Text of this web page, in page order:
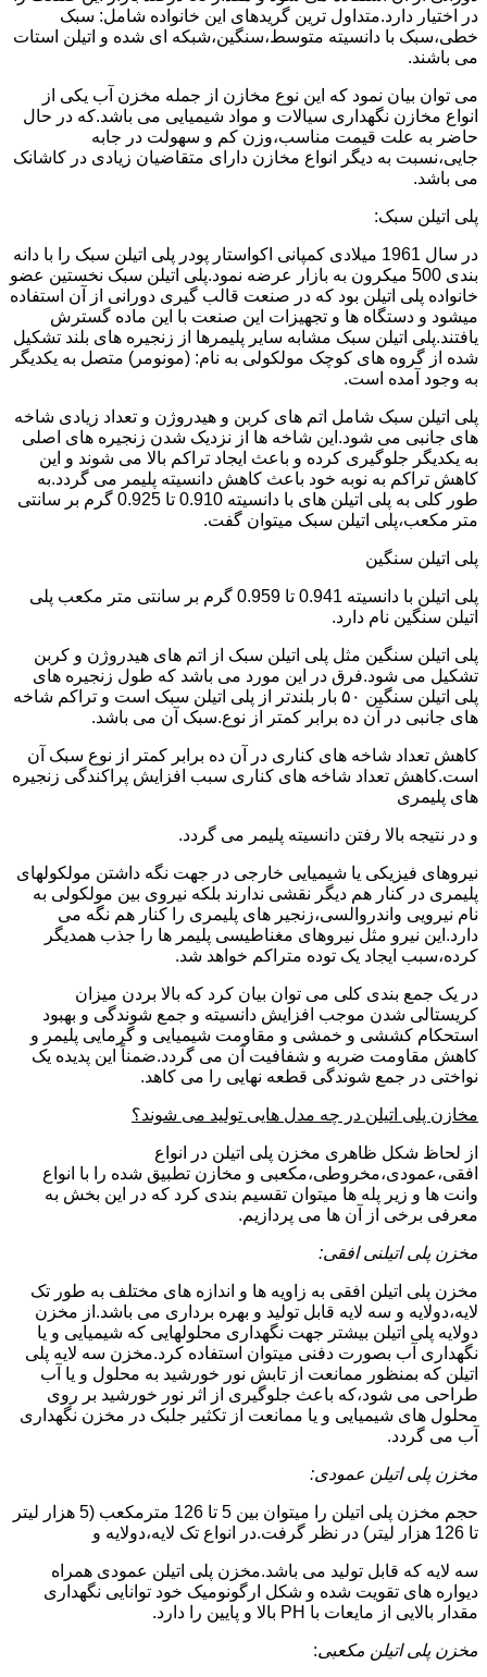
در اختیار دارد.متداول ترین گریدهای این خانواده شامل: سبک
خطی،سبک با دانسیته متوسط،سنگین،شبکه ای شده و اتیلن استات
می باشند.
می توان بیان نمود که این نوع مخازن از جمله مخزن آب یکی از
انواع مخازن نگهداری سیالات و مواد شیمیایی می باشد.که در حال
حاضر به علت قیمت مناسب،وزن کم و سهولت در جابه
جایی،نسبت به دیگر انواع مخازن دارای متقاضیان زیادی در کاشانک
می باشد.
پلی اتیلن سبک:
در سال 1961 میلادی کمپانی اکواستار پودر پلی اتیلن سبک را با دانه
بندی 500 میکرون به بازار عرضه نمود.پلی اتیلن سبک نخستین عضو
خانواده پلی اتیلن بود که در صنعت قالب گیری دورانی از آن استفاده
میشود و دستگاه ها و تجهیزات این صنعت با این ماده گسترش
یافتند.پلی اتیلن سبک مشابه سایر پلیمرها از زنجیره های بلند تشکیل
شده از گروه های کوچک مولکولی به نام: (مونومر) متصل به یکدیگر
به وجود آمده است.
پلی اتیلن سبک شامل اتم های کربن و هیدروژن و تعداد زیادی شاخه
های جانبی می شود.این شاخه ها از نزدیک شدن زنجیره های اصلی
به یکدیگر جلوگیری کرده و باعث ایجاد تراکم بالا می شوند و این
کاهش تراکم به نوبه خود باعث کاهش دانسیته پلیمر می گردد.به
طور کلی به پلی اتیلن های با دانسیته 0.910 تا 0.925 گرم بر سانتی
متر مکعب،پلی اتیلن سبک میتوان گفت.
پلی اتیلن سنگین
پلی اتیلن با دانسیته 0.941 تا 0.959 گرم بر سانتی متر مکعب پلی
اتیلن سنگین نام دارد.
پلی اتیلن سنگین مثل پلی اتیلن سبک از اتم های هیدروژن و کربن
تشکیل می شود.فرق در این مورد می باشد که طول زنجیره های
پلی اتیلن سنگین ۵۰ بار بلندتر از پلی اتیلن سبک است و تراکم شاخه
های جانبی در آن ده برابر کمتر از نوع.سبک آن می باشد.
کاهش تعداد شاخه های کناری در آن ده برابر کمتر از نوع سبک آن
است.کاهش تعداد شاخه های کناری سبب افزایش پراکندگی زنجیره
های پلیمری
و در نتیجه بالا رفتن دانسیته پلیمر می گردد.
نیروهای فیزیکی یا شیمیایی خارجی در جهت نگه داشتن مولکولهای
پلیمری در کنار هم دیگر نقشی ندارند بلکه نیروی بین مولکولی به
نام نیرویی واندروالسی،زنجیر های پلیمری را کنار هم نگه می
دارد.این نیرو مثل نیروهای مغناطیسی پلیمر ها را جذب همدیگر
کرده،سبب ایجاد یک توده متراکم خواهد شد.
در یک جمع بندی کلی می توان بیان کرد که بالا بردن میزان
کریستالی شدن موجب افزایش دانسیته و جمع شوندگی و بهبود
استحکام کششی و خمشی و مقاومت شیمیایی و گرمایی پلیمر و
کاهش مقاومت ضربه و شفافیت آن می گردد.ضمناً این پدیده یک
نواختی در جمع شوندگی قطعه نهایی را می کاهد.
مخازن پلی اتیلن در چه مدل هایی تولید می شوند؟
از لحاظ شکل ظاهری مخزن پلی اتیلن در انواع
افقی،عمودی،مخروطی،مکعبی و مخازن تطبیق شده را با انواع
وانت ها و زیر پله ها میتوان تقسیم بندی کرد که در این بخش به
معرفی برخی از آن ها می پردازیم.
مخزن پلی اتیلنی افقی:
مخزن پلی اتیلن افقی به زاویه ها و اندازه های مختلف به طور تک
لایه،دولایه و سه لایه قابل تولید و بهره برداری می باشد.از مخزن
دولایه پلی اتیلن بیشتر جهت نگهداری محلولهایی که شیمیایی و یا
نگهداری آب بصورت دفنی میتوان استفاده کرد.مخزن سه لایه پلی
اتیلن که بمنظور ممانعت از تابش نور خورشید به محلول و یا آب
طراحی می شود،که باعث جلوگیری از اثر نور خورشید بر روی
محلول های شیمیایی و یا ممانعت از تکثیر جلبک در مخزن نگهداری
آب می گردد.
مخزن پلی اتیلن عمودی:
حجم مخزن پلی اتیلن را میتوان بین 5 تا 126 مترمکعب (5 هزار لیتر
تا 126 هزار لیتر) در نظر گرفت.در انواع تک لایه،دولایه و
سه لایه که قابل تولید می باشد.مخزن پلی اتیلن عمودی همراه
دیواره های تقویت شده و شکل ارگونومیک خود توانایی نگهداری
مقدار بالایی از مایعات با PH بالا و پایین را دارد.
مخزن پلی اتیلن مکعبی: